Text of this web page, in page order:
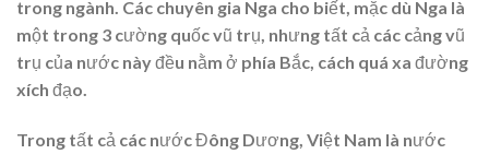
trong ngành. Các chuyên gia Nga cho biết, mặc dù Nga là
một trong 3 cường quốc vũ trụ, nhưng tất cả các cảng vũ
trụ của nước này đều nằm ở phía Bắc, cách quá xa đường
xích đạo.
Trong tất cả các nước Đông Dương, Việt Nam là nước